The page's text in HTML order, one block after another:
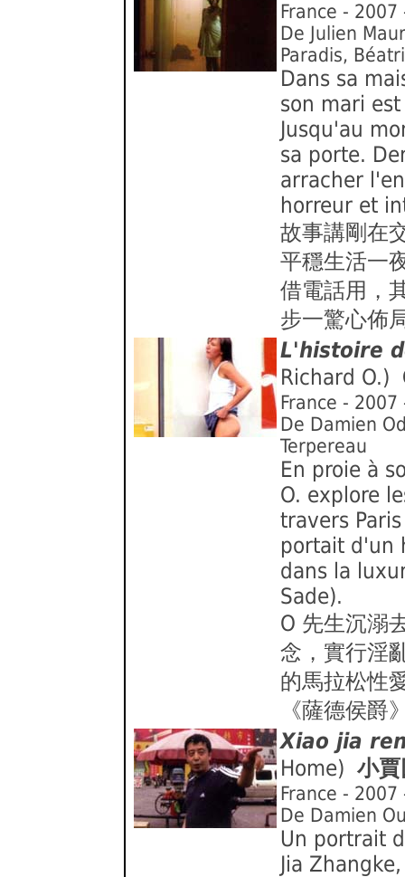
France -
De Julien
Paradis,
Dans sa
son mari
Jusqu'au
sa porte.
arracher
horreur et
故事講剛在
平穩生活一
借電話用，
步一驚心佈
L'histoire
Richard O.)
France -
De Damien
Terpereau
En proie à
O. explore
travers
portait d'un
dans la
Sade).
O 先生沉溺
念，實行淫
的馬拉松性
《薩德侯爵
Xiao jia
Home) 小
France -
De Damien
Un portrait
Jia